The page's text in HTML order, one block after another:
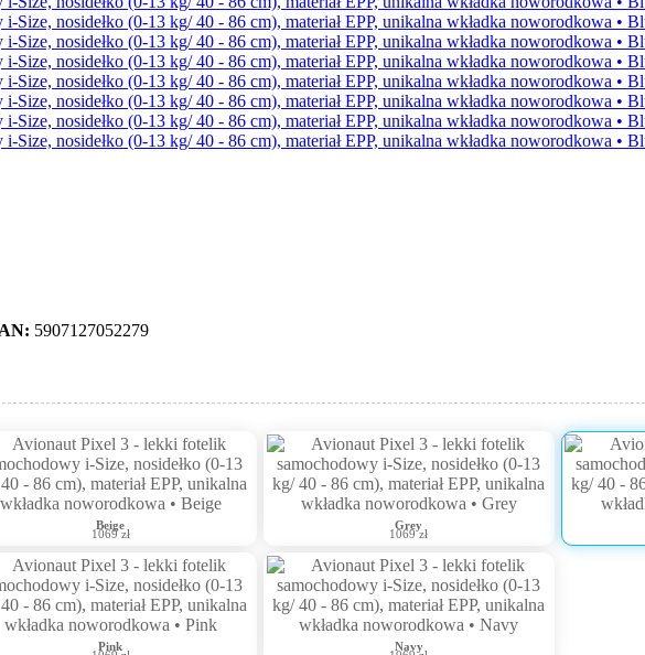
5907127052279
Beige
1069 zł
Grey
1069 zł
Pink Navy